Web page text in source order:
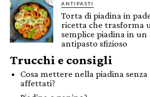
ANTIPASTI
Torta di piadina in
ricetta che trasforma
semplice piadina in un
antipasto sfizioso
Trucchi e consigli
Cosa mettere nella piadina senza
affettati?